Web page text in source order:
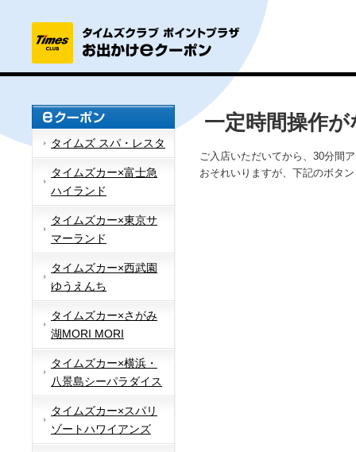
タイムズ スパ・レスタ
タイムズカー×富士急
ハイランド
タイムズカー×東京サ
マーランド
タイムズカー×西武園
ゆうえんち
タイムズカー×さがみ
湖MORI MORI
タイムズカー×横浜・
八景島シーパラダイス
タイムズカー×スパリ
ゾートハワイアンズ
一定時間操作
ご入店いただいてから、30分間
おそれいりますが、下記のボタ